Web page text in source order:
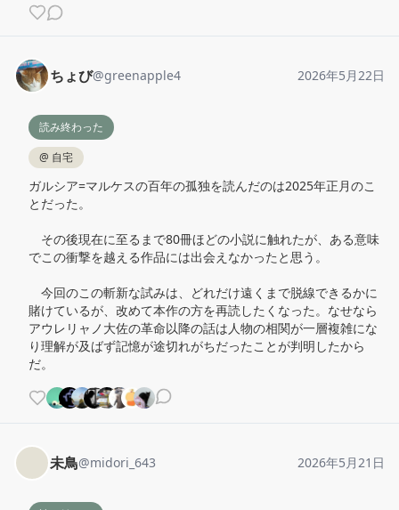
ちょび@greenapple4 2026年5月22日
読み終わった
@ 自宅
ガルシア=マルケスの百年の孤独を読んだのは2025年正月のこ
とだった。
その後現在に至るまで80冊ほどの小説に触れたが、ある意味
でこの衝撃を越える作品には出会えなかったと思う。
今回のこの斬新な試みは、どれだけ遠くまで脱線できるかに
賭けているが、改めて本作の方を再読したくなった。なせなら
アウレリャノ大佐の革命以降の話は人物の相関が一層複雑にな
り理解が及ばず記憶が途切れがちだったことが判明したから
だ。
未鳥@midori_643 2026年5月21日